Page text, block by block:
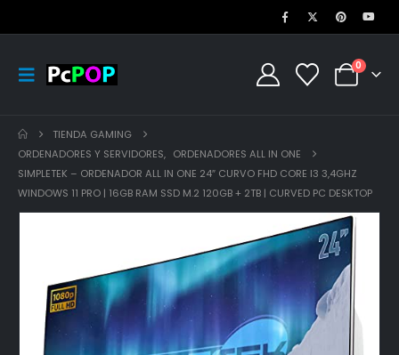
0
TIENDA GAMING
ORDENADORES Y SERVIDORES, ORDENADORES ALL IN ONE
SIMPLETEK – ORDENADOR ALL IN ONE 24″ CURVO FHD CORE I3 3,4GHZ
WINDOWS 11 PRO | 16GB RAM SSD M.2 120GB + 2TB | CURVED PC DESKTOP